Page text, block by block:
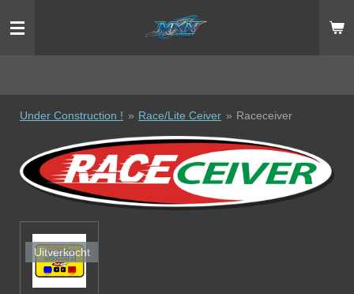
direct
Under Construction ! » Race/Lite Ceiver » Raceceiver
Uitverkocht